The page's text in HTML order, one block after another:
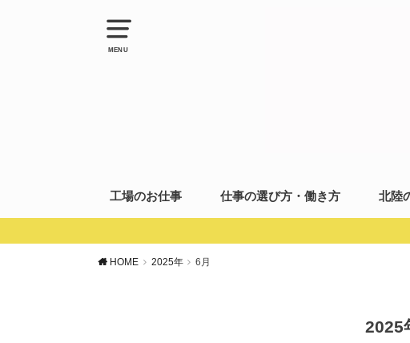
MENU
工場のお仕事 仕事の選び方・働き方 北陸
HOME 2025年 6月
2025